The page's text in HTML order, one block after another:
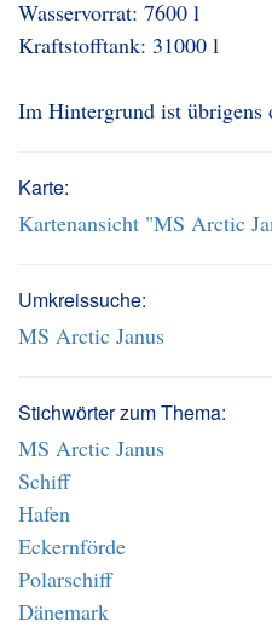
Wasservorrat: 7600 l
Kraftstofftank: 31000 l
Im Hintergrund ist übrigens
Karte:
Kartenansicht "MS Arctic
Umkreissuche:
MS Arctic Janus
Stichwörter zum Thema:
MS Arctic Janus
Schiff
Hafen
Eckernförde
Polarschiff
Dänemark